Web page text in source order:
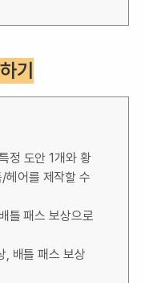
기
정 도안 1개와 황
헤어를 제작할 수
틀 패스 보상으로
, 배틀 패스 보상